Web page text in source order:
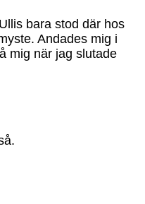
bara stod där hos
Andades mig i
mig när jag slutade